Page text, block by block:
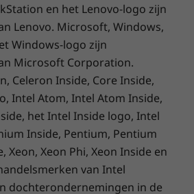
in een klein hoekje
30a is ontworpen voor
volledig aan ThinkShield,
Intel)
toetsenbord
muis
model verschillen.
en het Lenovo-logo zijn
Lenovo. Microsoft, Windows,
Windows-logo zijn
Microsoft Corporation.
Celeron Inside, Core Inside,
Intel Atom, Intel Atom Inside,
het Intel Inside logo, Intel
Inside, Pentium, Pentium
Xeon, Xeon Phi, Xeon Inside en
van Intel
dochterondernemingen in de